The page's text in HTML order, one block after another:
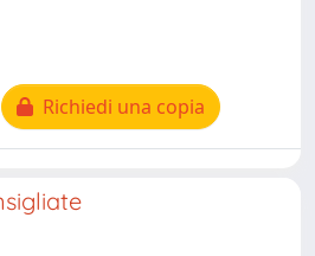
Richiedi una copia